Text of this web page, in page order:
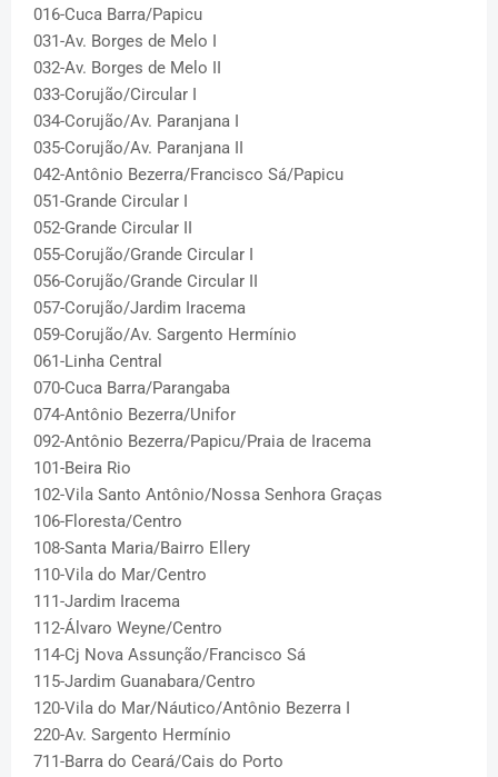
016-Cuca Barra/Papicu
031-Av. Borges de Melo I
032-Av. Borges de Melo II
033-Corujão/Circular I
034-Corujão/Av. Paranjana I
035-Corujão/Av. Paranjana II
042-Antônio Bezerra/Francisco Sá/Papicu
051-Grande Circular I
052-Grande Circular II
055-Corujão/Grande Circular I
056-Corujão/Grande Circular II
057-Corujão/Jardim Iracema
059-Corujão/Av. Sargento Hermínio
061-Linha Central
070-Cuca Barra/Parangaba
074-Antônio Bezerra/Unifor
092-Antônio Bezerra/Papicu/Praia de Iracema
101-Beira Rio
102-Vila Santo Antônio/Nossa Senhora Graças
106-Floresta/Centro
108-Santa Maria/Bairro Ellery
110-Vila do Mar/Centro
111-Jardim Iracema
112-Álvaro Weyne/Centro
114-Cj Nova Assunção/Francisco Sá
115-Jardim Guanabara/Centro
120-Vila do Mar/Náutico/Antônio Bezerra I
220-Av. Sargento Hermínio
711-Barra do Ceará/Cais do Porto